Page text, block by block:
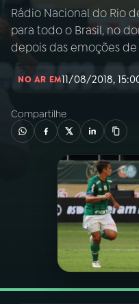
PROGRAMAS
PODCASTS
Rádio Nacional do Rio
para todo o Brasil, no
depois das emoções
NO AR EM11/08/2018,
Compartilhe